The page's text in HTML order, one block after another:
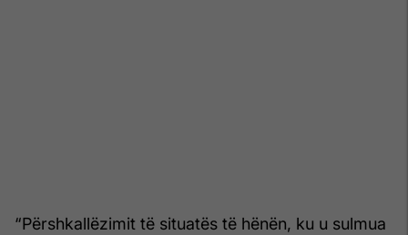
“Përshkallëzimit të situatës të hënën, ku u sulmua